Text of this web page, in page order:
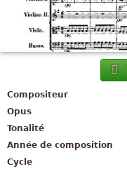
Compositeur
Opus
Tonalité
Année de composition
Cycle